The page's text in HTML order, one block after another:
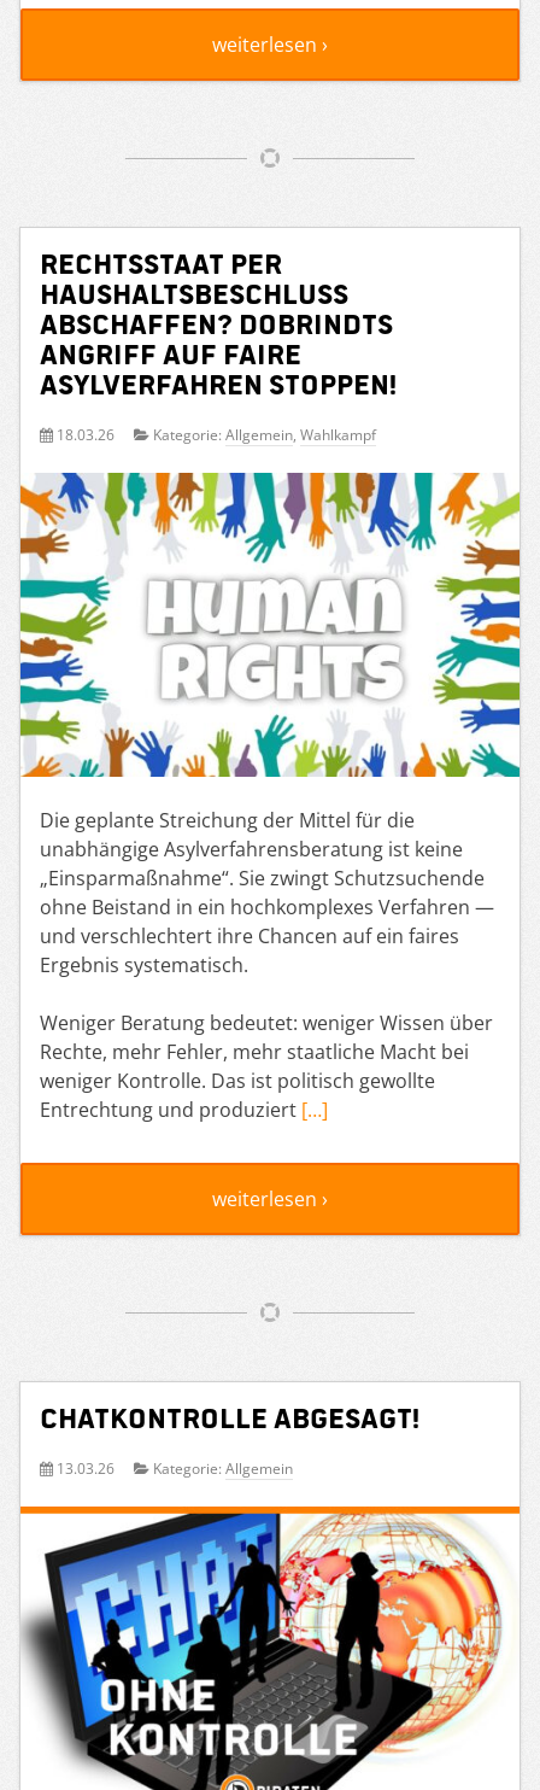
weiterlesen ›
Rechtsstaat per
Haushaltsbeschluss
abschaffen? Dobrindts
Angriff auf faire
Asylverfahren stoppen!
18.03.26 Kategorie: Allgemein, Wahlkampf
Die geplante Streichung der Mittel für die
unabhängige Asylverfahrensberatung ist keine
„Einsparmaßnahme“. Sie zwingt Schutzsuchende
ohne Beistand in ein hochkomplexes Verfahren —
und verschlechtert ihre Chancen auf ein faires
Ergebnis systematisch.
Weniger Beratung bedeutet: weniger Wissen über
Rechte, mehr Fehler, mehr staatliche Macht bei
weniger Kontrolle. Das ist politisch gewollte
Entrechtung und produziert […]
weiterlesen ›
Chatkontrolle abgesagt!
13.03.26 Kategorie: Allgemein